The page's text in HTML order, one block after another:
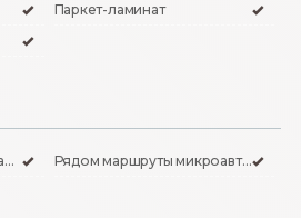
Паркет-ламинат
Рядом общественный транспорт Рядом маршруты микроавтобусов